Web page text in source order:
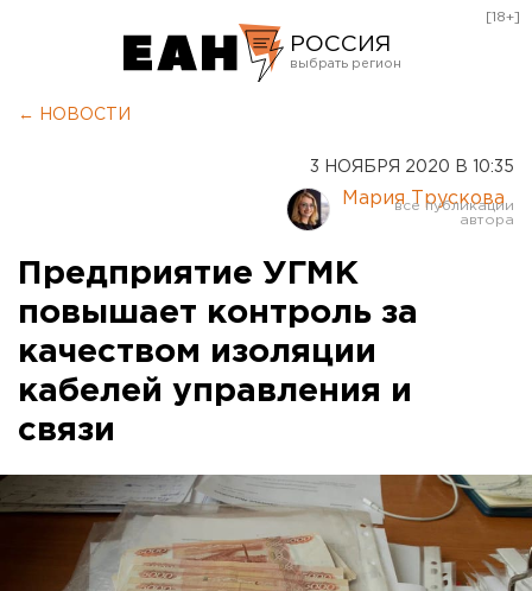
РОССИЯ
Курган
Оренбург
[18+]
← НОВОСТИ
3 НОЯБРЯ 2020 В 10:35
Мария Трускова
Предприятие УГМК
повышает контроль за
качеством изоляции
кабелей управления и
связи